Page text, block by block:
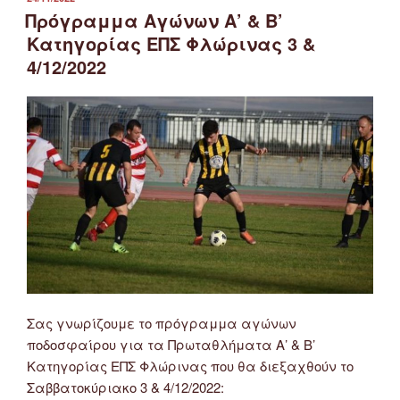
ΣΤΙΣ
Πρόγραμμα Αγώνων Α’ & Β’
Κατηγορίας ΕΠΣ Φλώρινας 3 &
4/12/2022
Σας γνωρίζουμε το πρόγραμμα αγώνων
ποδοσφαίρου για τα Πρωταθλήματα Α’ & Β’
Κατηγορίας ΕΠΣ Φλώρινας που θα διεξαχθούν το
Σαββατοκύριακο 3 & 4/12/2022: